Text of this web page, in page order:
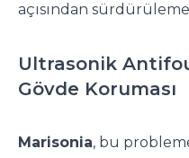
açısından
Ultrasonik
Gövde Koruması
Marisonia, bu